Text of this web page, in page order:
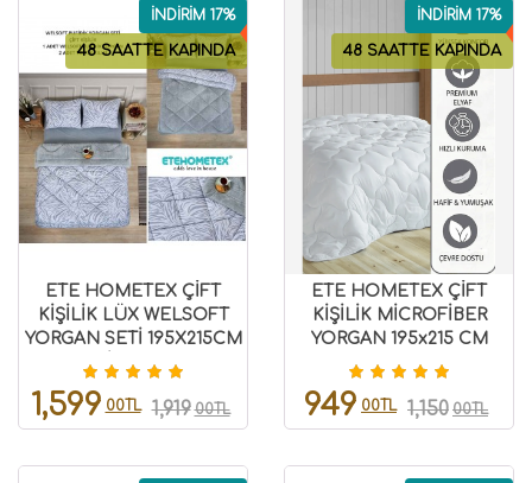
48 SAATTE KAPINDA
İNDİRİM 17%
ETE HOMETEX ÇİFT
KİŞİLİK LÜX WELSOFT
YORGAN SETİ 195X215CM
ZEBRA GRİ 8696474231950
1,599 00TL 1,919 00TL
48 SAATTE KAPINDA
İNDİRİM 17%
ETE HOMETEX ÇİFT
KİŞİLİK MİCROFİBER
YORGAN 195x215 CM
8699297000863
949 00TL 1,150 00TL